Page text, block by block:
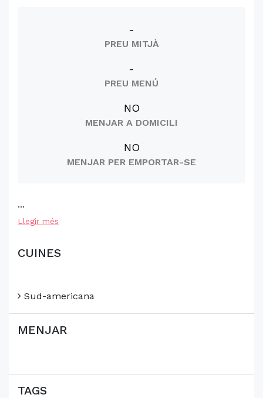
-
PREU MITJÀ
-
PREU MENÚ
NO
MENJAR A DOMICILI
NO
MENJAR PER EMPORTAR-SE
...
Llegir més
CUINES
Sud-americana
MENJAR
TAGS